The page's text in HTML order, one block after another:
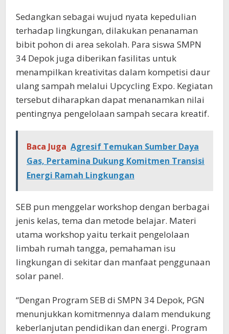
Sedangkan sebagai wujud nyata kepedulian
terhadap lingkungan, dilakukan penanaman
bibit pohon di area sekolah. Para siswa SMPN
34 Depok juga diberikan fasilitas untuk
menampilkan kreativitas dalam kompetisi daur
ulang sampah melalui Upcycling Expo. Kegiatan
tersebut diharapkan dapat menanamkan nilai
pentingnya pengelolaan sampah secara kreatif.
Baca Juga Agresif Temukan Sumber Daya
Gas, Pertamina Dukung Komitmen Transisi
Energi Ramah Lingkungan
SEB pun menggelar workshop dengan berbagai
jenis kelas, tema dan metode belajar. Materi
utama workshop yaitu terkait pengelolaan
limbah rumah tangga, pemahaman isu
lingkungan di sekitar dan manfaat penggunaan
solar panel.
“Dengan Program SEB di SMPN 34 Depok, PGN
menunjukkan komitmennya dalam mendukung
keberlanjutan pendidikan dan energi. Program